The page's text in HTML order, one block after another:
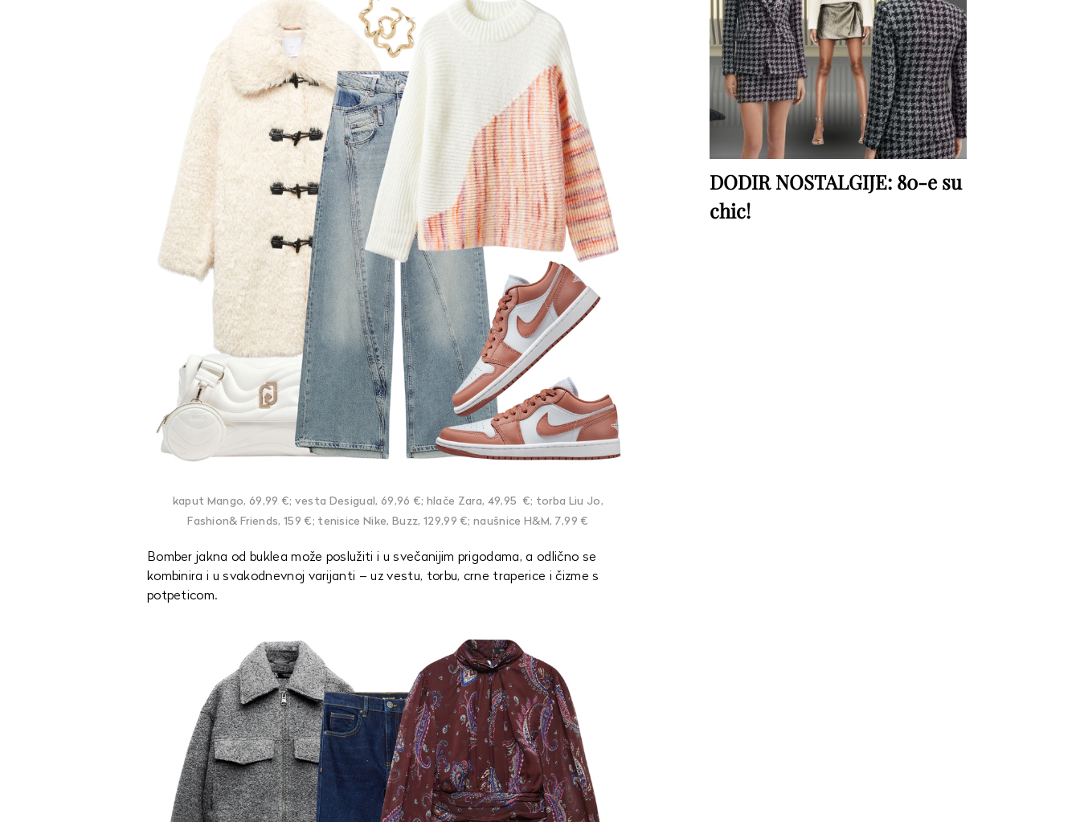
kaput Mango, 69,99 €; vesta Desigual, 69,96 €; hlače Zara, 49,95 €; torba Liu Jo,
Fashion& Friends, 159 €; tenisice Nike, Buzz, 129,99 €; naušnice H&M, 7,99 €
Bomber jakna od buklea može poslužiti i u svečanijim prigodama, a odlično se
kombinira i u svakodnevnoj varijanti – uz vestu, torbu, crne traperice i čizme s
potpeticom.
DODIR NOSTALGIJE: 80-e su
chic!